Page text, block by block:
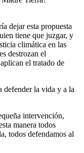
dejar esta propuesta
tiene que juzgar, y
climática en las
destrozan el
el tratado de
defender la vida y a la
intervención,
manera todos
todos defendamos al